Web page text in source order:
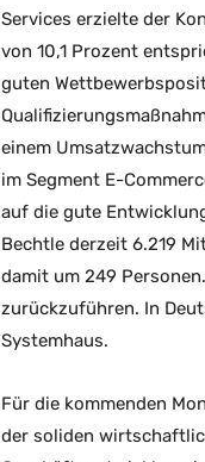
Services erzielte der
von 10,1 Prozent
guten
einem
im Segment E-
auf die gute
Bechtle derzeit 6.219
damit um 249
zurückzuführen. In
Systemhaus.
Für die kommenden
der soliden